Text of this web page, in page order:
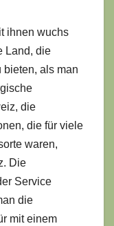
ihnen wuchs
Land, die
bieten, als man
die
die für viele
waren,
Die
Service
die
mit einem